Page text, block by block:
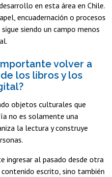
en esta área en Chile.
encuadernación o procesos
siendo un campo menos
volver a
los libros y los
objetos culturales que
no es solamente una
la lectura y construye
ingresar al pasado desde otra
escrito, sino también